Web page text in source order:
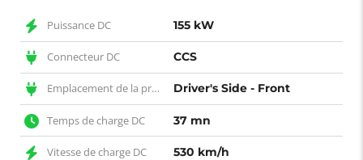
Puissance DC 155 kW
Connecteur DC CCS
Emplacement de la prise DC Driver's Side - Front
Temps de charge DC 37 mn
Vitesse de charge DC 530 km/h